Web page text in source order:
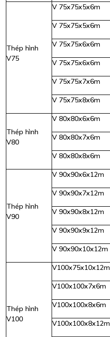
Thép hình
V75
V 75x75x5x6m
V 75x75x5x6m
V 75x75x6x6m
V 75x75x6x6m
V 75x75x7x6m
V 75x75x8x6m
Thép hình
V80
V 80x80x6x6m
V 80x80x7x6m
V 80x80x8x6m
Thép hình
V90
V 90x90x6x12m
V 90x90x7x12m
V 90x90x8x12m
V 90x90x9x12m
V 90x90x10x12m
Thép hình
V100
V100x75x10x12m
V100x100x7x6m
V100x100x8x6m
V100x100x8x12m